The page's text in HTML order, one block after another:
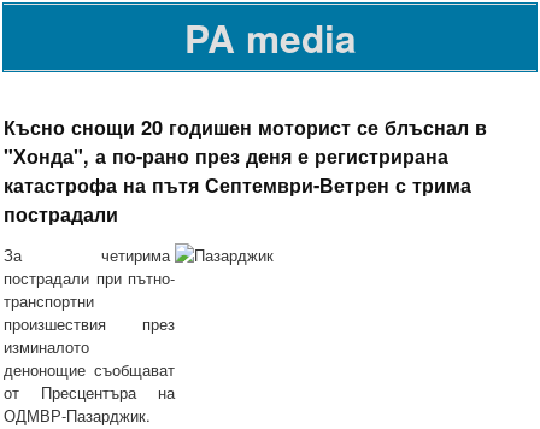
PA media
Късно снощи 20 годишен моторист се блъснал в
"Хонда", а по-рано през деня е регистрирана
катастрофа на пътя Септември-Ветрен с трима
пострадали
За четирима
пострадали при пътно-
транспортни
произшествия през
изминалото
денонощие съобщават
от Пресцентъра на
ОДМВР-Пазарджик.